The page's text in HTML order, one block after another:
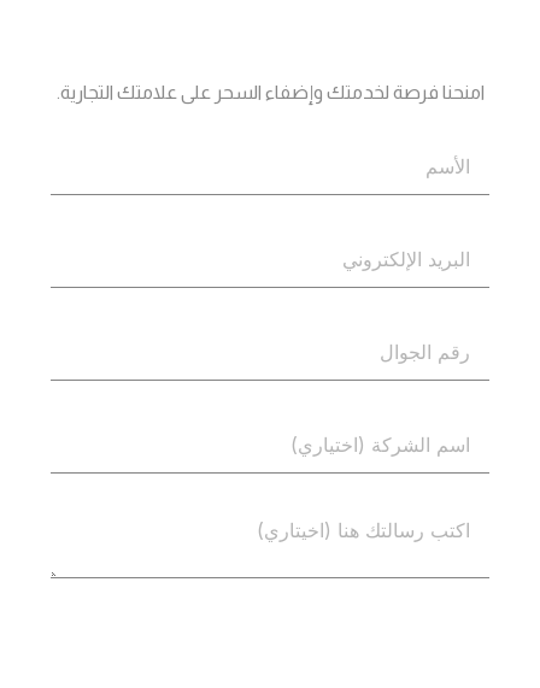
امنحنا فرصة لخدمتك وإضفاء السحر على علامتك التجارية.